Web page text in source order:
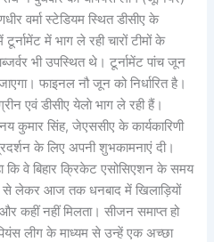
वर्मा स्टेडियम स्थित डीसीए के
में भाग ले रही चारों टीमों के
भी उपस्थित थे। टूर्नामेंट पांच जून
फाइनल नौ जून को निर्धारित है।
एवं डीसीए येलाे भाग ले रही हैं।
कुमार सिंह, जेएससीए के कार्यकारिणी
के लिए अपनी शुभकामनाएं दी।
कि वे बिहार क्रिकेट एसोसिएशन के समय
लेकर आज तक धनबाद में खिलाड़ियों
कहीं नहीं मिलता। सीजन समाप्त हो
लीग के माध्यम से उन्हें एक अच्छा